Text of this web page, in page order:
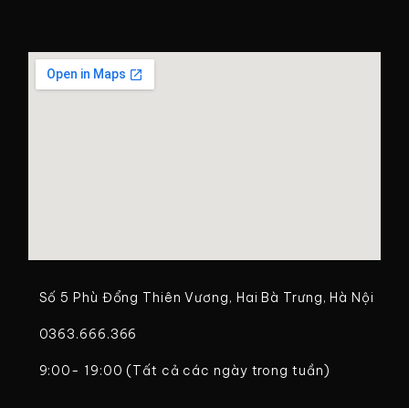
Số 5 Phù Đổng Thiên Vương, Hai Bà Trưng, Hà Nội
0363.666.366
9:00- 19:00 (Tất cả các ngày trong tuần)